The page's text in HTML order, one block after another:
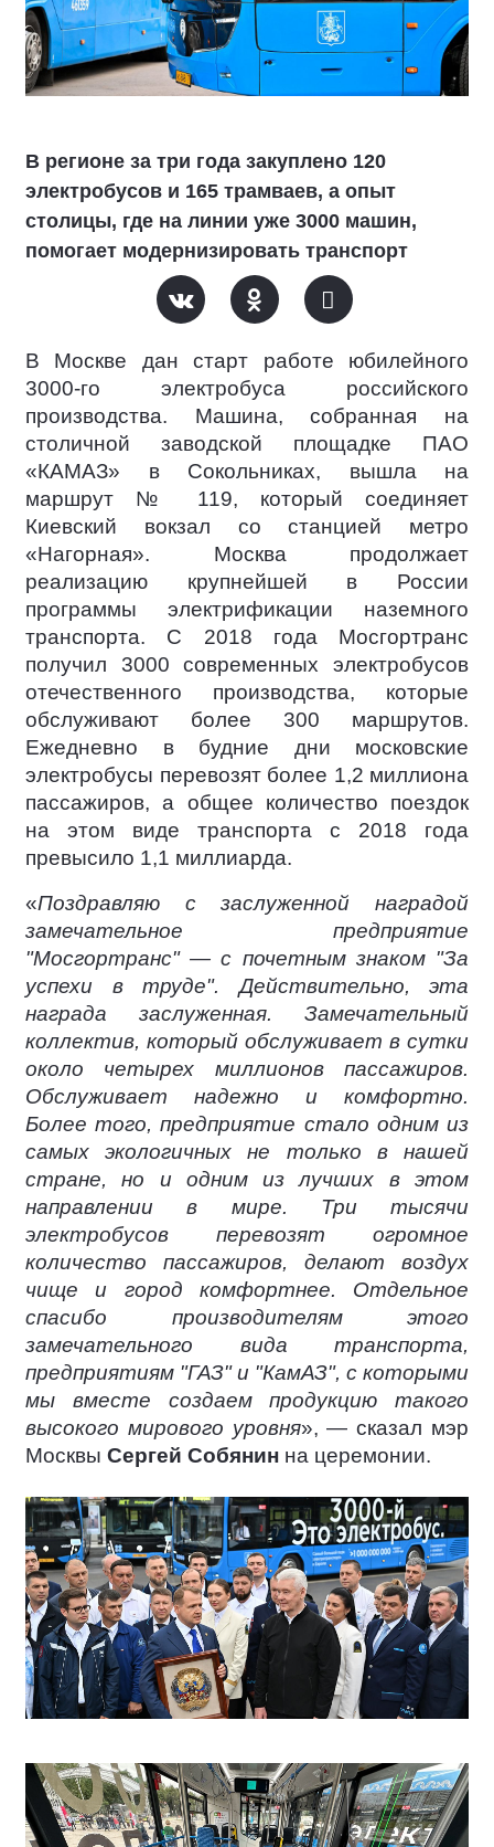
В регионе за три года закуплено 120
электробусов и 165 трамваев, а опыт
столицы, где на линии уже 3000 машин,
помогает модернизировать транспорт
В Москве дан старт работе юбилейного
3000-го электробуса российского
производства. Машина, собранная на
столичной заводской площадке ПАО
«КАМАЗ» в Сокольниках, вышла на
маршрут № 119, который соединяет
Киевский вокзал со станцией метро
«Нагорная». Москва продолжает
реализацию крупнейшей в России
программы электрификации наземного
транспорта. С 2018 года Мосгортранс
получил 3000 современных электробусов
отечественного производства, которые
обслуживают более 300 маршрутов.
Ежедневно в будние дни московские
электробусы перевозят более 1,2 миллиона
пассажиров, а общее количество поездок
на этом виде транспорта с 2018 года
превысило 1,1 миллиарда.
«Поздравляю с заслуженной наградой
замечательное предприятие
"Мосгортранс" — с почетным знаком "За
успехи в труде". Действительно, эта
награда заслуженная. Замечательный
коллектив, который обслуживает в сутки
около четырех миллионов пассажиров.
Обслуживает надежно и комфортно.
Более того, предприятие стало одним из
самых экологичных не только в нашей
стране, но и одним из лучших в этом
направлении в мире. Три тысячи
электробусов перевозят огромное
количество пассажиров, делают воздух
чище и город комфортнее. Отдельное
спасибо производителям этого
замечательного вида транспорта,
предприятиям "ГАЗ" и "КамАЗ", с которыми
мы вместе создаем продукцию такого
высокого мирового уровня», — сказал мэр
Москвы Сергей Собянин на церемонии.